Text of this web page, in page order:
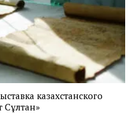
казахстанского
Сұлтан»